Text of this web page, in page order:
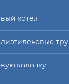
котел
колонку